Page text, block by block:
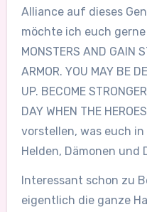
Alliance auf dieses
möchte ich euch gerne
MONSTERS AND GAIN
ARMOR. YOU MAY BE
UP. BECOME
DAY WHEN THE
vorstellen, was euch
Helden, Dämonen
Interessant schon zu
eigentlich die ganze